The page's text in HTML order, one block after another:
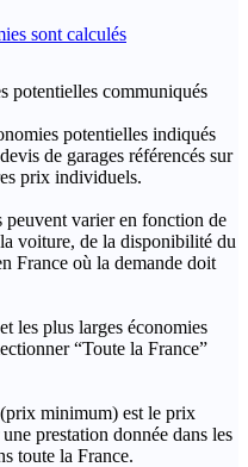
sont calculés
potentielles communiqués
potentielles indiqués
de garages référencés sur
prix individuels.
peuvent varier en fonction de
voiture, de la disponibilité du
France où la demande doit
les plus larges économies
“Toute la France”
minimum) est le prix
prestation donnée dans les
toute la France.